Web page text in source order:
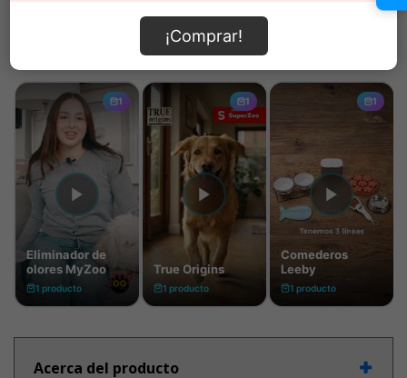
Acerca del producto
¡Comprar!